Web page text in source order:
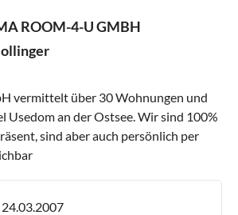
ROOM-4-U GMBH
vermittelt über 30 Wohnungen und
Usedom an der Ostsee. Wir sind 100%
sind aber auch persönlich per
24.03.2007